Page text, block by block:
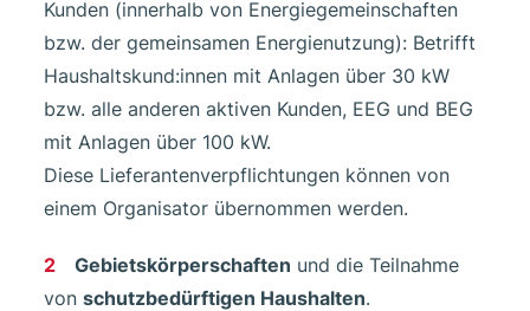
Kunden (innerhalb von Energiegemeinschaften
bzw. der gemeinsamen Energienutzung): Betrifft
Haushaltskund:innen mit Anlagen über 30 kW
bzw. alle anderen aktiven Kunden, EEG und BEG
mit Anlagen über 100 kW.
Diese Lieferantenverpflichtungen können von
einem Organisator übernommen werden.
Gebietskörperschaften und die Teilnahme
von schutzbedürftigen Haushalten.